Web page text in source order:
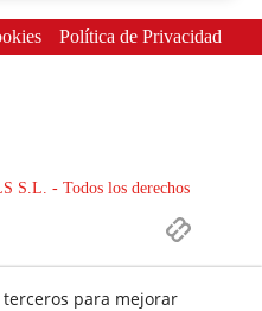
Política de Privacidad
S.L. - Todos los derechos
para mejorar